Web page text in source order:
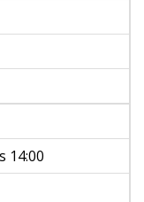
14:00